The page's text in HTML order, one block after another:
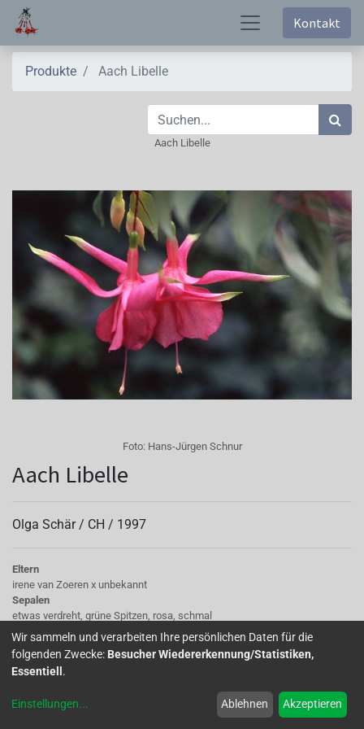
Kontakt
Produkte Aach Libelle
Aach Libelle
Foto: Hans-Jürgen Schnur
Aach Libelle
Olga Schär / CH / 1997
Eltern
irene van Zoeren x unbekannt
Sepalen
etwas verdreht, grüne Spitzen, rosa, schmal
Korolle/Petalen
kräftig rosa
Knospe/Blüte
einfach, mittelgross
dunkelgrün, klein
Wir sammeln und verarbeiten Ihre persönlichen Daten für die
folgenden Zwecke: Besucher Wiedererkennung/Statistiken,
Essentiell .
Einstellungen... Ablehnen Akzeptieren